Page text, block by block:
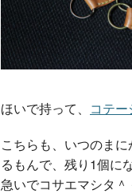
ほいで持って、 コテ
こちらも、いつのま
るもんで、残り1個に
急いでコサエマシタ＾